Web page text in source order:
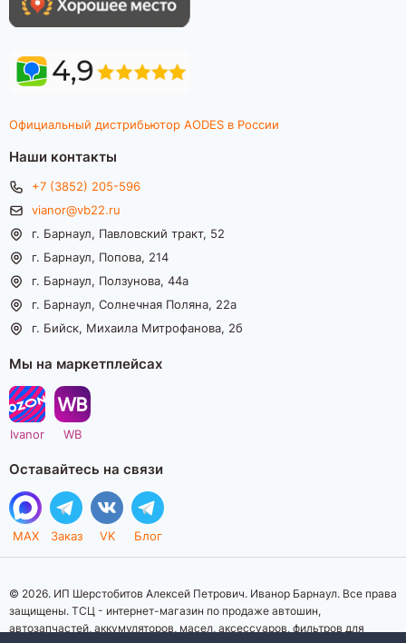
Официальный дистрибьютор AODES в России
Наши контакты
+7 (3852) 205-596
vianor@vb22.ru
г. Барнаул, Павловский тракт, 52
г. Барнаул, Попова, 214
г. Барнаул, Ползунова, 44а
г. Барнаул, Солнечная Поляна, 22а
г. Бийск, Михаила Митрофанова, 2б
Мы на маркетплейсах
Ivanor WB
Оставайтесь на связи
MAX Заказ VK Блог
© 2026. ИП Шерстобитов Алексей Петрович. Иванор Барнаул. Все права
защищены. ТСЦ - интернет-магазин по продаже автошин,
автозапчастей, аккумуляторов, масел, аксессуаров, фильтров для